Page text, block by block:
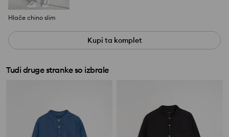
Hlače chino slim
Kupi ta komplet
Tudi druge stranke so izbrale